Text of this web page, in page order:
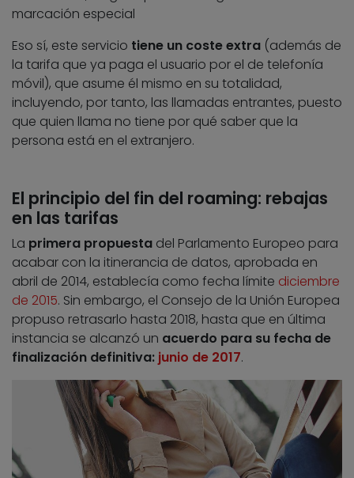
marcación especial
Eso sí, este servicio tiene un coste extra (además de
la tarifa que ya paga el usuario por el de telefonía
móvil), que asume él mismo en su totalidad,
incluyendo, por tanto, las llamadas entrantes, puesto
que quien llama no tiene por qué saber que la
persona está en el extranjero.
El principio del fin del roaming: rebajas
en las tarifas
La primera propuesta del Parlamento Europeo para
acabar con la itinerancia de datos, aprobada en
abril de 2014, establecía como fecha límite diciembre
de 2015. Sin embargo, el Consejo de la Unión Europea
propuso retrasarlo hasta 2018, hasta que en última
instancia se alcanzó un acuerdo para su fecha de
finalización definitiva: junio de 2017.